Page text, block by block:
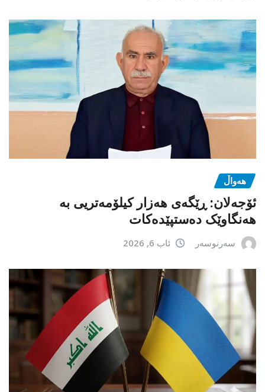
هەواڵ
ئۆجەلان: ڕێگەی هەزار کیلۆمەتریی بە
هەنگاوێک دەستپێدەکات
سەرنوسەر ئاب 6, 2026